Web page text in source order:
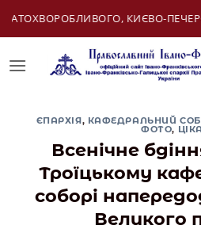
В БЛИЖНІХ ПЕЧЕРАХ
ЄПАРХІЯ, КАФЕДРАЛЬНИЙ
ФОТО,
Всенічне
Троїцькому
соборі
Великого